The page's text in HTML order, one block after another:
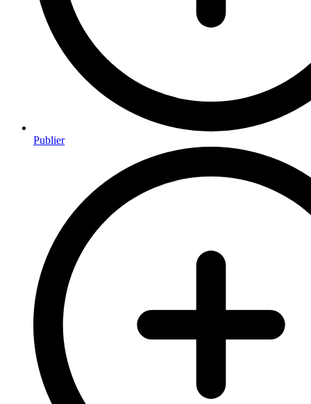
Publier